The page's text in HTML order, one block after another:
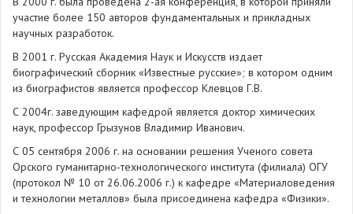
участие более 150 авторов фундаментальных и прикладных
научных разработок.
В 2001 г. Русская Академия Наук и Искусств издает
биографический сборник «Известные русские»; в котором одним
из биографистов является профессор Клевцов Г.В.
С 2004г. заведующим кафедрой является доктор химических
наук, профессор Грызунов Владимир Иванович.
С 05 сентября 2006 г. на основании решения Ученого совета
Орского гуманитарно-технологического института (филиала) ОГУ
(протокол № 10 от 26.06.2006 г.) к кафедре «Материаловедения
и технологии металлов» была присоединена кафедра «Физики».